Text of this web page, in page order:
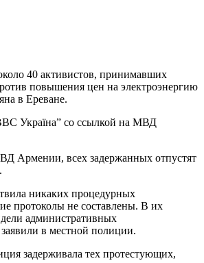
40 активистов, принимавших
повышения цен на электроэнергию
в Ереване.
Україна” со ссылкой на МВД
Армении, всех задержанных отпустят
никаких процедурных
протоколы не составлены. В их
административных
в местной полиции.
задерживала тех протестующих,